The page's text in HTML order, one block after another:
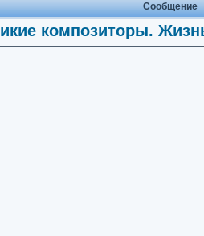
Сообщение
композиторы.